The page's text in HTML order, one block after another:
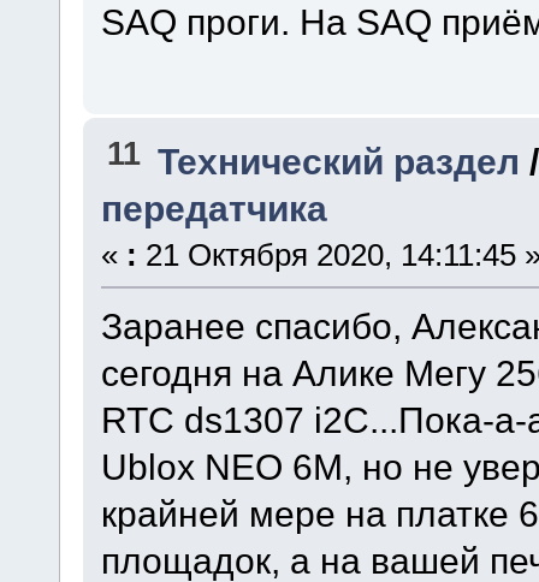
SAQ проги. На SAQ
11 Технический раздел
передатчика
« : 21 Октября 2020, 14:11:45
Заранее спасибо,
сегодня на Алике Мегу
RTC ds1307 i2C...Пока-
Ublox NEO 6M, но не
крайней мере на платке
площадок, а на вашей